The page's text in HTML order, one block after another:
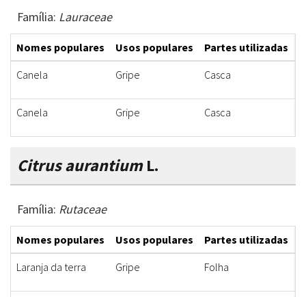
Família: Lauraceae
Nomes populares Usos populares Partes utilizadas
Canela
Gripe Casca
Canela Gripe Casca
Citrus aurantiumL.
Família: Rutaceae
Nomes populares Usos populares Partes utilizadas
Laranja da terra
Gripe Folha